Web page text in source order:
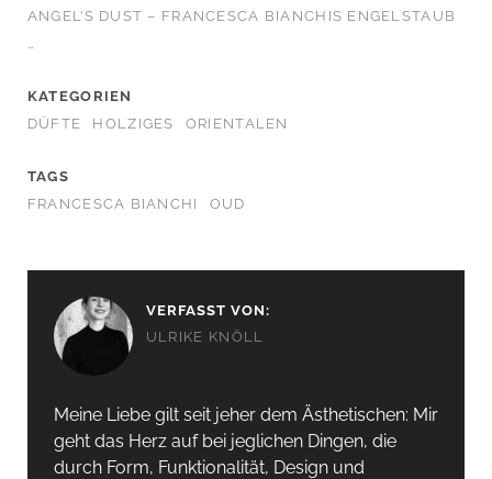
ANGEL’S DUST – FRANCESCA BIANCHIS ENGELSTAUB
KATEGORIEN
DÜFTE
HOLZIGES ORIENTALEN
TAGS
FRANCESCA BIANCHI
OUD
VERFASST VON:
ULRIKE KNÖLL
Meine Liebe gilt seit jeher dem Ästhetischen: Mir
geht das Herz auf bei jeglichen Dingen, die
durch Form, Funktionalität, Design und